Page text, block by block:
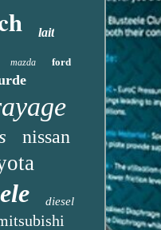
lait
mazda ford
nissan
diesel